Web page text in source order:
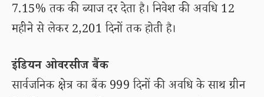
7.15% तक की ब्याज दर देता है। निवेश की अवधि 12
महीने से लेकर 2,201 दिनों तक होती है।
इंडियन ओवरसीज बैंक
सार्वजनिक क्षेत्र का बैंक 999 दिनों की अवधि के साथ ग्रीन